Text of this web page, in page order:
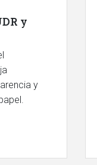
y
y